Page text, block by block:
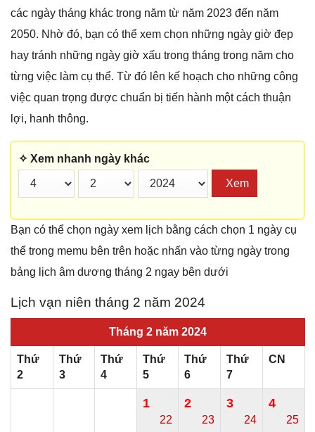
các ngày tháng khác trong năm từ năm 2023 đến năm
2050. Nhờ đó, bạn có thể xem chọn những ngày giờ đẹp
hay tránh những ngày giờ xấu trong tháng trong năm cho
từng việc làm cụ thể. Từ đó lên kế hoạch cho những công
việc quan trọng được chuẩn bị tiến hành một cách thuận
lợi, hanh thông.
✧ Xem nhanh ngày khác
Xem
Bạn có thể chọn ngày xem lịch bằng cách chọn 1 ngày cụ
thể trong memu bên trên hoặc nhấn vào từng ngày trong
bảng lịch âm dương tháng 2 ngay bên dưới
Lịch vạn niên tháng 2 năm 2024
Tháng 2 năm 2024
Thứ
2
Thứ
3
Thứ
4
Thứ
5
Thứ
6
Thứ
7
CN
1
22
2
23
3
24
4
25